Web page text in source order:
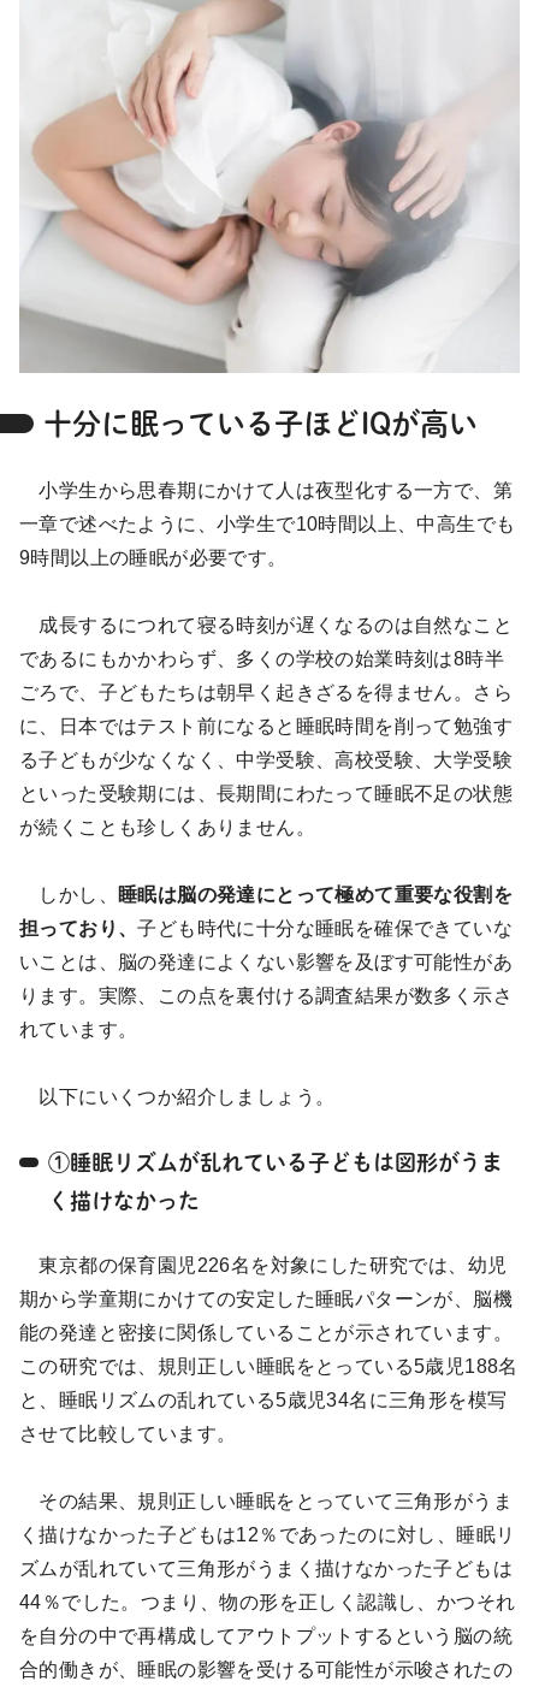
十分に眠っている子ほどIQが高い
小学生から思春期にかけて人は夜型化する一方で、第
一章で述べたように、小学生で10時間以上、中高生でも
9時間以上の睡眠が必要です。
成長するにつれて寝る時刻が遅くなるのは自然なこと
であるにもかかわらず、多くの学校の始業時刻は8時半
ごろで、子どもたちは朝早く起きざるを得ません。さら
に、日本ではテスト前になると睡眠時間を削って勉強す
る子どもが少なくなく、中学受験、高校受験、大学受験
といった受験期には、長期間にわたって睡眠不足の状態
が続くことも珍しくありません。
しかし、
睡眠は脳の発達にとって極めて重要な役割を
担っており、子ども時代に十分な睡眠を確保できていな
いことは、脳の発達によくない影響を及ぼす可能性があ
ります。実際、この点を裏付ける調査結果が数多く示さ
れています。
以下にいくつか紹介しましょう。
①睡眠リズムが乱れている子どもは図形がうま
く描けなかった
東京都の保育園児226名を対象にした研究では、幼児
期から学童期にかけての安定した睡眠パターンが、脳機
能の発達と密接に関係していることが示されています。
この研究では、規則正しい睡眠をとっている5歳児188名
と、睡眠リズムの乱れている5歳児34名に三角形を模写
させて比較しています。
その結果、規則正しい睡眠をとっていて三角形がうま
く描けなかった子どもは12％であったのに対し、睡眠リ
ズムが乱れていて三角形がうまく描けなかった子どもは
44％でした。つまり、物の形を正しく認識し、かつそれ
を自分の中で再構成してアウトプットするという脳の統
合的働きが、睡眠の影響を受ける可能性が示唆されたの